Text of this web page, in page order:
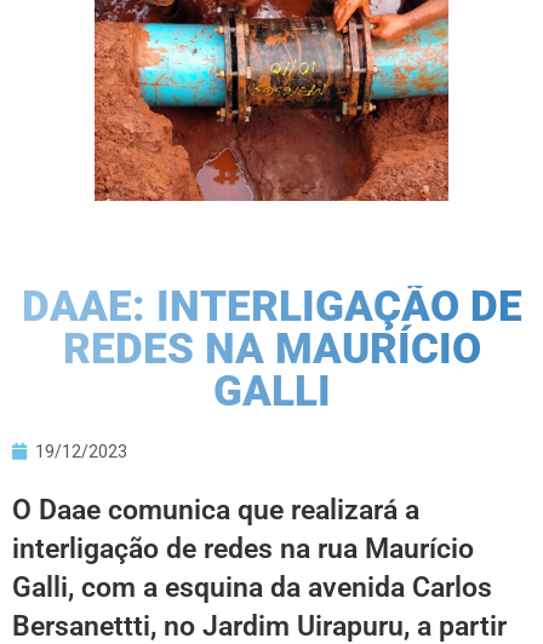
DAAE: INTERLIGAÇÃO DE
REDES NA MAURÍCIO
GALLI
19/12/2023
​O Daae comunica que realizará a
interligação de redes na rua Maurício
Galli, com a esquina da avenida Carlos
Bersanettti, no Jardim Uirapuru, a partir